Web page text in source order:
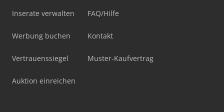
Inserate verwalten
Werbung buchen
Vertrauenssiegel
Auktion einreichen
FAQ/Hilfe
Kontakt
Muster-Kaufvertrag